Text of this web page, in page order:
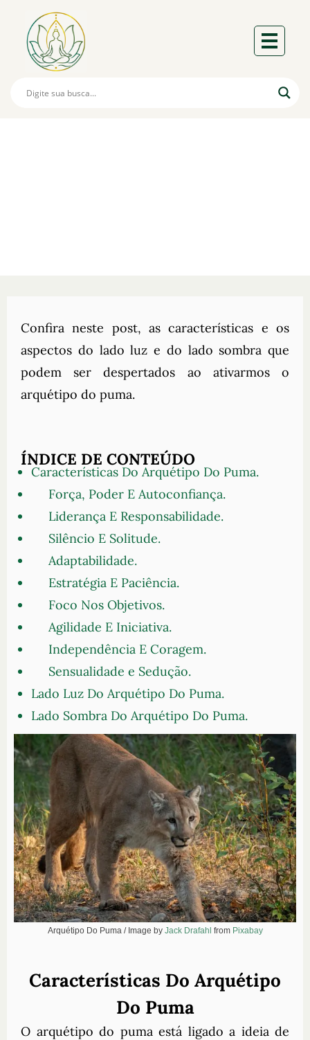
Confira neste post, as características e os
aspectos do lado luz e do lado sombra que
podem ser despertados ao ativarmos o
arquétipo do puma.
ÍNDICE DE CONTEÚDO
Características Do Arquétipo Do Puma.
Força, Poder E Autoconfiança.
Liderança E Responsabilidade.
Silêncio E Solitude.
Adaptabilidade.
Estratégia E Paciência.
Foco Nos Objetivos.
Agilidade E Iniciativa.
Independência E Coragem.
Sensualidade e Sedução.
Lado Luz Do Arquétipo Do Puma.
Lado Sombra Do Arquétipo Do Puma.
Arquétipo Do Puma / Image by Jack Drafahl from Pixabay
Características Do Arquétipo
Do Puma
O arquétipo do puma está ligado a ideia de